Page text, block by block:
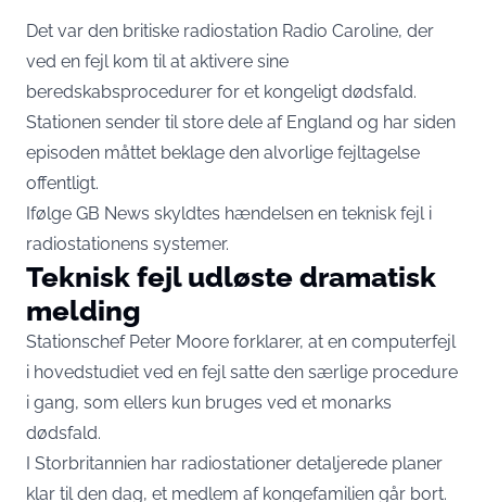
Det var den britiske radiostation Radio Caroline, der
ved en fejl kom til at aktivere sine
beredskabsprocedurer for et kongeligt dødsfald.
Stationen sender til store dele af England og har siden
episoden måttet beklage den alvorlige fejltagelse
offentligt.
Ifølge GB News skyldtes hændelsen en teknisk fejl i
radiostationens systemer.
Teknisk fejl udløste dramatisk
melding
Stationschef Peter Moore forklarer, at en computerfejl
i hovedstudiet ved en fejl satte den særlige procedure
i gang, som ellers kun bruges ved et monarks
dødsfald.
I Storbritannien har radiostationer detaljerede planer
klar til den dag, et medlem af kongefamilien går bort.